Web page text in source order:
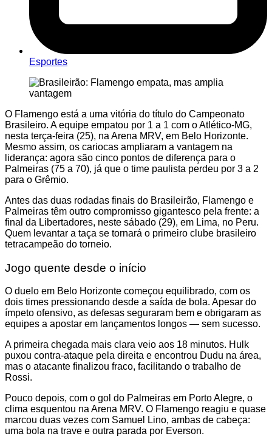
Esportes
O Flamengo está a uma vitória do título do Campeonato
Brasileiro. A equipe empatou por 1 a 1 com o Atlético-MG,
nesta terça-feira (25), na Arena MRV, em Belo Horizonte.
Mesmo assim, os cariocas ampliaram a vantagem na
liderança: agora são cinco pontos de diferença para o
Palmeiras (75 a 70), já que o time paulista perdeu por 3 a 2
para o Grêmio.
Antes das duas rodadas finais do Brasileirão, Flamengo e
Palmeiras têm outro compromisso gigantesco pela frente: a
final da Libertadores, neste sábado (29), em Lima, no Peru.
Quem levantar a taça se tornará o primeiro clube brasileiro
tetracampeão do torneio.
Jogo quente desde o início
O duelo em Belo Horizonte começou equilibrado, com os
dois times pressionando desde a saída de bola. Apesar do
ímpeto ofensivo, as defesas seguraram bem e obrigaram as
equipes a apostar em lançamentos longos — sem sucesso.
A primeira chegada mais clara veio aos 18 minutos. Hulk
puxou contra-ataque pela direita e encontrou Dudu na área,
mas o atacante finalizou fraco, facilitando o trabalho de
Rossi.
Pouco depois, com o gol do Palmeiras em Porto Alegre, o
clima esquentou na Arena MRV. O Flamengo reagiu e quase
marcou duas vezes com Samuel Lino, ambas de cabeça:
uma bola na trave e outra parada por Everson.